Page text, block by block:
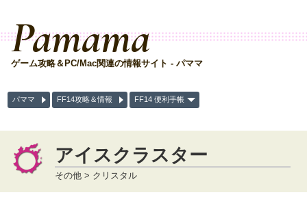
Pamama
ゲーム攻略＆PC/Mac関連の情報サイト - パママ
パママ FF14攻略＆情報 FF14 便利手帳
アイスクラスター
その他 > クリスタル